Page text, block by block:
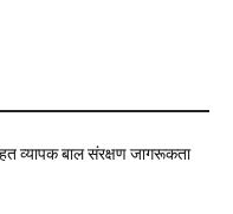
व्यापक बाल संरक्षण जागरूकता